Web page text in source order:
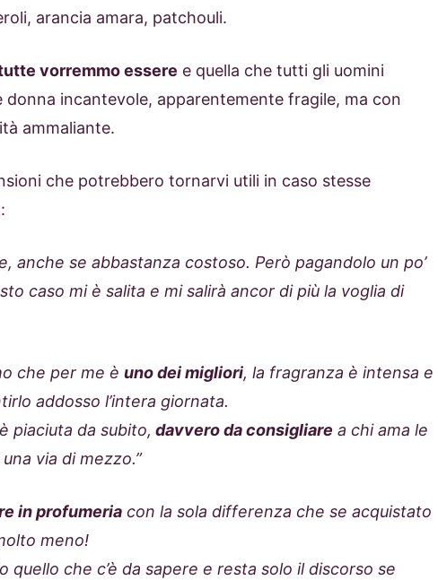
arancia amara, patchouli.
vorremmo essere e quella che tutti gli uomini
incantevole, apparentemente fragile, ma con
ammaliante.
che potrebbero tornarvi utili in caso stesse
anche se abbastanza costoso. Però pagandolo un po’
caso mi è salita e mi salirà ancor di più la voglia di
che per me è uno dei migliori, la fragranza è intensa e
addosso l’intera giornata.
piaciuta da subito, davvero da consigliare a chi ama le
via di mezzo.”
in profumeria con la sola differenza che se acquistato
meno!
che c’è da sapere e resta solo il discorso se